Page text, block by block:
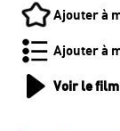
Ajouter à
Ajouter à
Voir le film